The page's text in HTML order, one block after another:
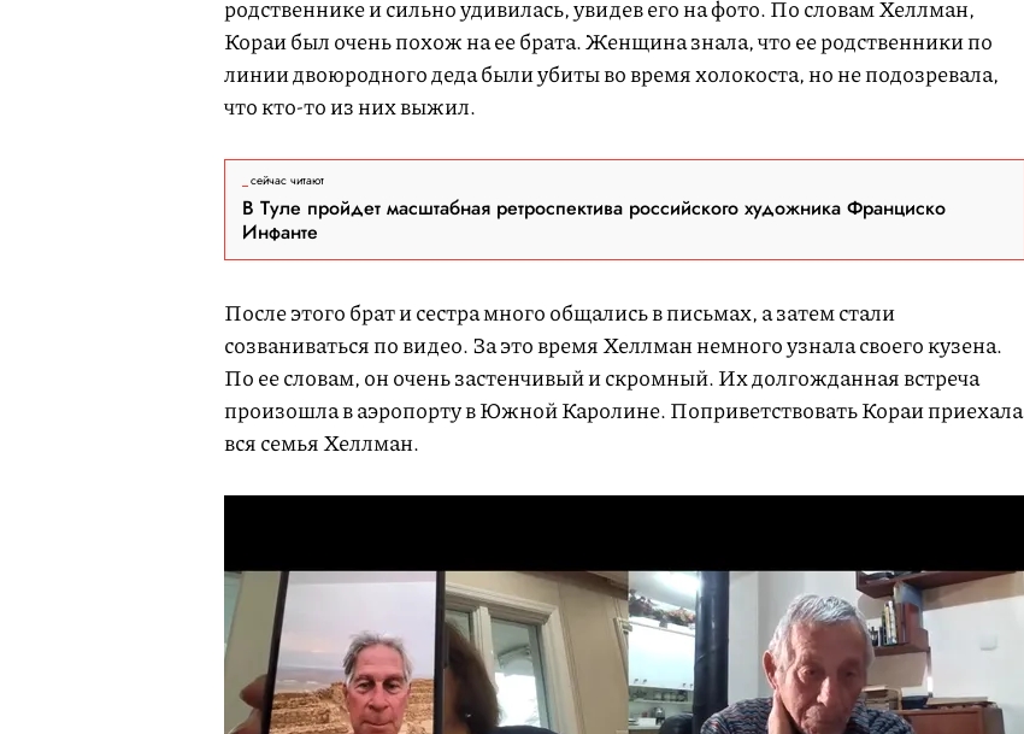
родственнике и сильно удивилась, увидев его на фото. По словам Хеллман,
Кораи был очень похож на ее брата. Женщина знала, что ее родственники по
линии двоюродного деда были убиты во время холокоста, но не подозревала,
что кто-то из них выжил.
сейчас читают
В Туле пройдет масштабная ретроспектива российского художника Франциско
Инфанте
После этого брат и сестра много общались в письмах, а затем стали
созваниваться по видео. За это время Хеллман немного узнала своего кузена.
По ее словам, он очень застенчивый и скромный. Их долгожданная встреча
произошла в аэропорту в Южной Каролине. Поприветствовать Кораи приехала
вся семья Хеллман.